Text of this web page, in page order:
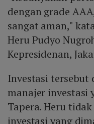
dengan grade
sangat aman,"
Heru Pudyo
Kepresidenan,
Investasi tersebut
manajer investasi
Tapera. Heru
investasi yang